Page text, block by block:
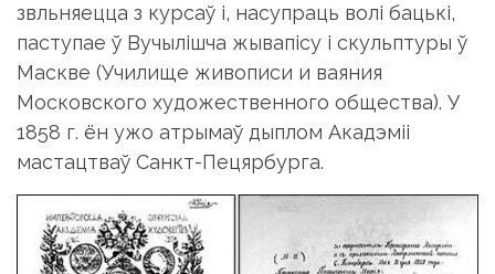
звльняецца з курсаў і, насупраць волі бацькі,
паступае ў Вучылішча жывапісу і скульптуры ў
Маскве (Училище живописи и ваяния
Московского художественного общества). У
1858 г. ён ужо атрымаў дыплом Акадэміі
мастацтваў Санкт-Пецярбурга.